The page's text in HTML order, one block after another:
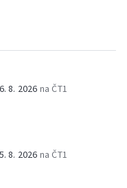
6. 8. 2026 na ČT1
5. 8. 2026 na ČT1